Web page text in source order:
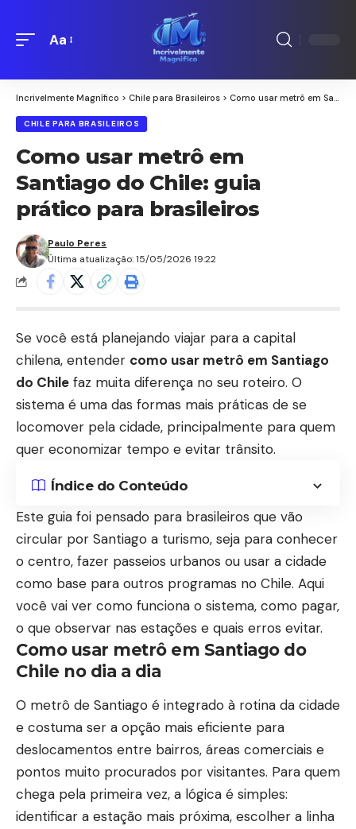
Redimensionamento
fontes
Aa
Incrivelmente Magnífico > Chile para Brasileiros > Como usar metrô em Santiago do Chile: guia prático para brasileiros
CHILE PARA BRASILEIROS
Como usar metrô em
Santiago do Chile: guia
prático para brasileiros
Última atualização: 15/05/2026 19:22
Paulo Peres
Se você está planejando viajar para a capital
chilena, entender como usar metrô em Santiago
do Chile faz muita diferença no seu roteiro. O
sistema é uma das formas mais práticas de se
locomover pela cidade, principalmente para quem
quer economizar tempo e evitar trânsito.
Índice do Conteúdo
Este guia foi pensado para brasileiros que vão
circular por Santiago a turismo, seja para conhecer
o centro, fazer passeios urbanos ou usar a cidade
como base para outros programas no Chile. Aqui
você vai ver como funciona o sistema, como pagar,
o que observar nas estações e quais erros evitar.
Como usar metrô em Santiago do
Chile no dia a dia
O metrô de Santiago é integrado à rotina da cidade
e costuma ser a opção mais eficiente para
deslocamentos entre bairros, áreas comerciais e
pontos muito procurados por visitantes. Para quem
chega pela primeira vez, a lógica é simples:
identificar a estação mais próxima, escolher a linha